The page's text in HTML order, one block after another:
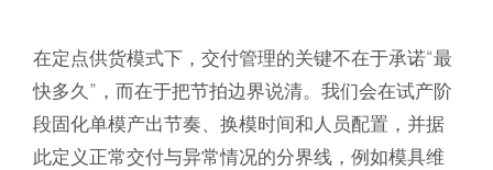
在定点供货模式下，交付管理的关键不在于承诺“最
快多久”，而在于把节拍边界说清。我们会在试产阶
段固化单模产出节奏、换模时间和人员配置，并据
此定义正常交付与异常情况的分界线，例如模具维